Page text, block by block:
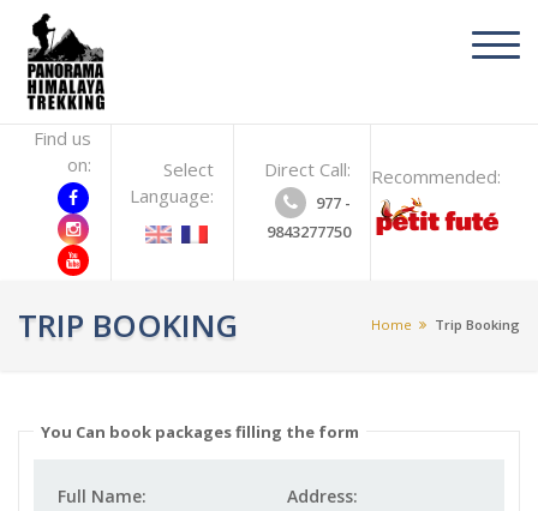
toggle
Find us
on:
Select
Language:
Direct Call:
977 -
9843277750
Recommended:
TRIP BOOKING Home Trip Booking
You Can book packages filling the form
Full Name: Address: